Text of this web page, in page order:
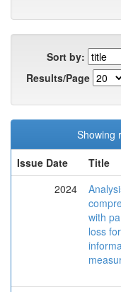
Sort by:
Results/Page
Showing
Issue Date
Title
2024
with
loss